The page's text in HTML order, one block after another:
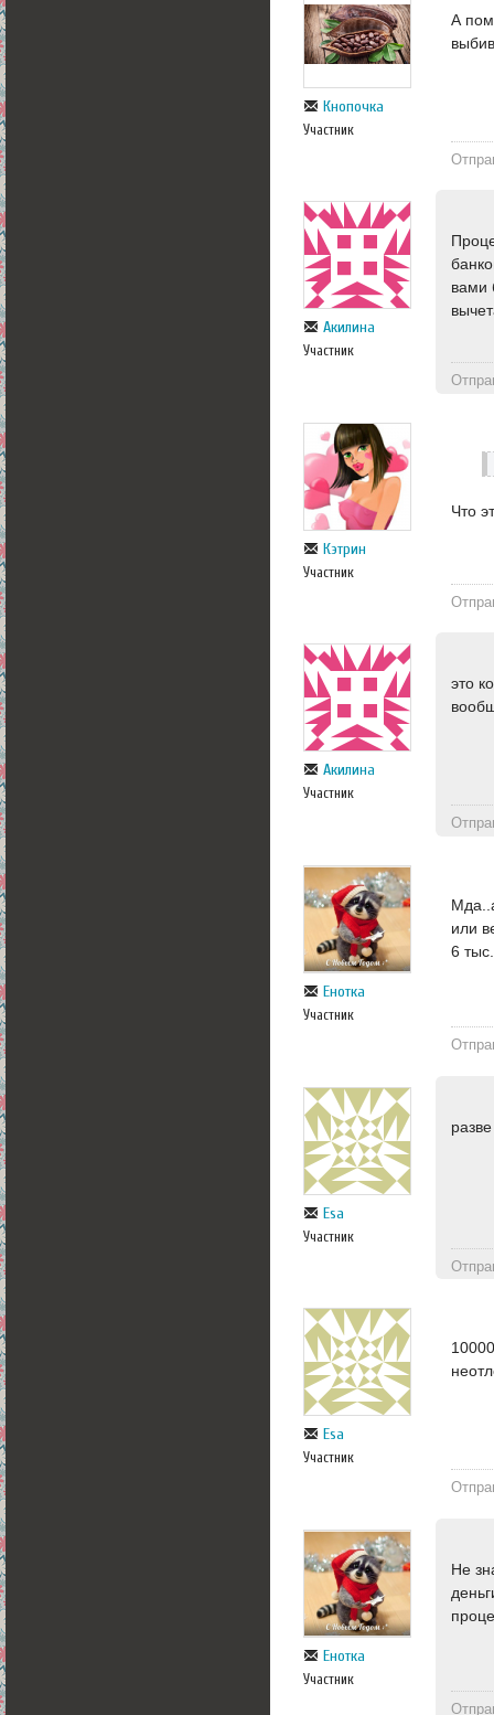
Кнопочка
Участник
А
Акилина
Участник
вами
Кэтрин
Участник
Что
Акилина
Участник
это
Енотка
Участник
или
6
Esa
Участник
Esa
Участник
Енотка
Участник
Не